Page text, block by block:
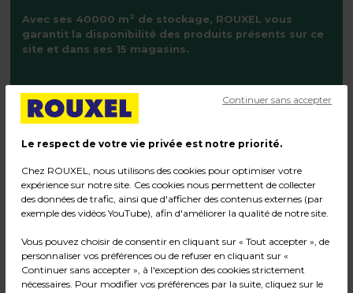
Avec ses 40000 m2 de stockage, ROUXEL vous
garantit la disponibilité des produits présents sur ce
site et dans ses 15 magasins.
6,99 € HT
8,39 € TTC
l'unité
12,99 € HT
15,59 € TTC
l'unité
Le respect de votre vie privée est notre priorité.
Chez ROUXEL, nous utilisons des cookies pour optimiser votre
expérience sur notre site. Ces cookies nous permettent de collecter
des données de trafic, ainsi que d'afficher des contenus externes (par
exemple des vidéos YouTube), afin d'améliorer la qualité de notre site.
Vous pouvez choisir de consentir en cliquant sur « Tout accepter », de
personnaliser vos préférences ou de refuser en cliquant sur «
Continuer sans accepter », à l'exception des cookies strictement
nécessaires. Pour modifier vos préférences par la suite, cliquez sur le
Continuer sans accepter